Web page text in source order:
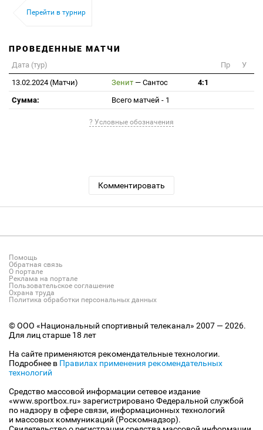
Перейти в турнир
ПРОВЕДЕННЫЕ МАТЧИ
Дата (тур) Пр
У
13.02.2024 (Матчи)
Зенит — Сантос
4:1
Сумма:
Всего матчей - 1
? Условные обозначения
Комментировать
Помощь
Обратная связь
О портале
Реклама на портале
Пользовательское соглашение
Охрана труда
Политика обработки персональных данных
© ООО «Национальный спортивный телеканал» 2007 — 2026.
Для лиц старше 18 лет
На сайте применяются рекомендательные технологии.
Подробнее в Правилах применения рекомендательных
технологий
Средство массовой информации сетевое издание
«www.sportbox.ru» зарегистрировано Федеральной службой
по надзору в сфере связи, информационных технологий
и массовых коммуникаций (Роскомнадзор).